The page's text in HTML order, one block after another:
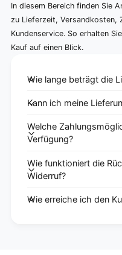
In diesem Bereich finden Sie
zu Lieferzeit, Versandkosten,
Kundenservice. So erhalten
Kauf auf einen Blick.
Wie lange beträgt die
Kann ich meine
Welche
Verfügung?
Wie funktioniert die
Widerruf?
Wie erreiche ich den